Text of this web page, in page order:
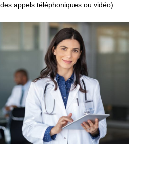
appels téléphoniques ou vidéo).